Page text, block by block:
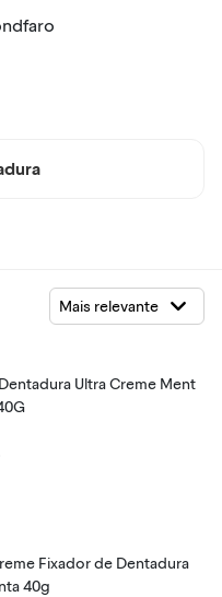
Ultra Creme Ment
Fixador de Dentadura
40g